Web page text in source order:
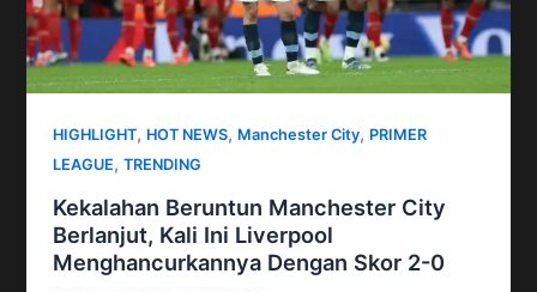
HIGHLIGHT, HOT NEWS, Manchester City, PRIMER
LEAGUE,TRENDING
Kekalahan Beruntun Manchester City
Berlanjut, Kali Ini Liverpool
Menghancurkannya Dengan Skor 2-0